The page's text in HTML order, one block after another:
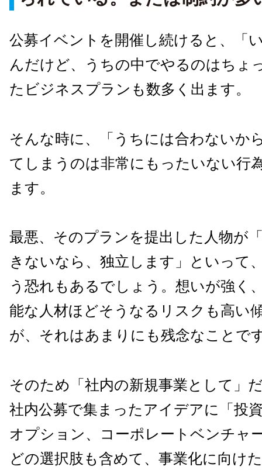
公募イベントを開催し続けると、「
んだけど、うちの中でやるのはちょ
たビジネスプランも数多く出ます。
そんな時に、「うちには合わないか
てしまうのは非常にもったいない行
ます。
最悪、そのプランを提出した人物が
きないなら、独立します」といって
う恐れもあるでしょう。想いが強く
能な人材ほどそうなるリスクも高い
が、それはあまりにも残念なことで
そのため「社内の新規事業として」
社内公募で集まったアイデアに「投
オプション、コーポレートベンチャ
どの選択肢も含めて、事業化に向け